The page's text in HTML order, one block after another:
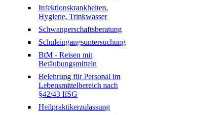
Infektionskrankheiten,
Hygiene, Trinkwasser
Schwangerschaftsberatung
Schuleingangsuntersuchung
BtM - Reisen mit
Betäubungsmitteln
Belehrung für Personal im
Lebensmittelbereich nach
§42/43 IfSG
Heilpraktikerzulassung